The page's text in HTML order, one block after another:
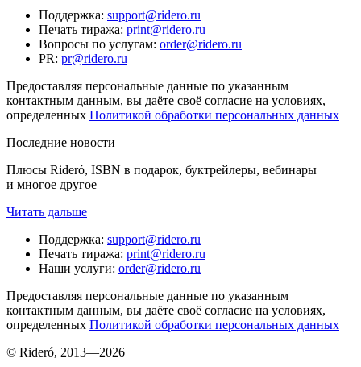
Поддержка: support@ridero.ru
Печать тиража: print@ridero.ru
Вопросы по услугам: order@ridero.ru
PR: pr@ridero.ru
Предоставляя персональные данные по указанным
контактным данным, вы даёте своё согласие на условиях,
определенных Политикой обработки персональных данных
Последние новости
Плюсы Rideró, ISBN в подарок, буктрейлеры, вебинары
и многое другое
Читать дальше
Поддержка: support@ridero.ru
Печать тиража: print@ridero.ru
Наши услуги: order@ridero.ru
Предоставляя персональные данные по указанным
контактным данным, вы даёте своё согласие на условиях,
определенных Политикой обработки персональных данных
© Rideró, 2013—2026